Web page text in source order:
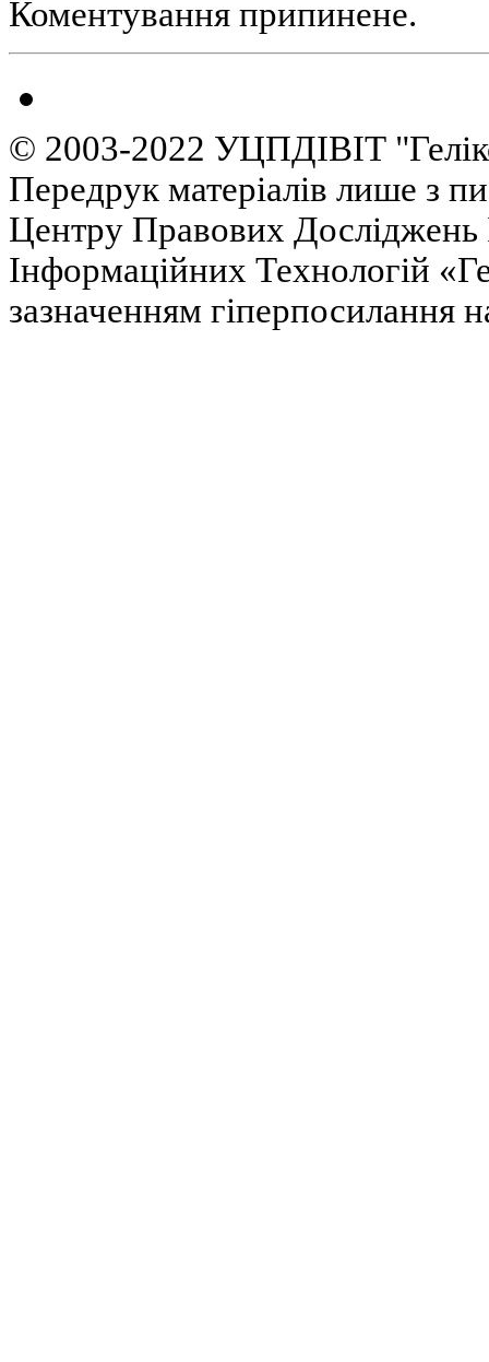
Коментування припинене.
© 2003-2022 УЦПДІВІТ
Передрук матеріалів лише з
Центру Правових Досліджень
Інформаційних Технологій
зазначенням гіперпосилання